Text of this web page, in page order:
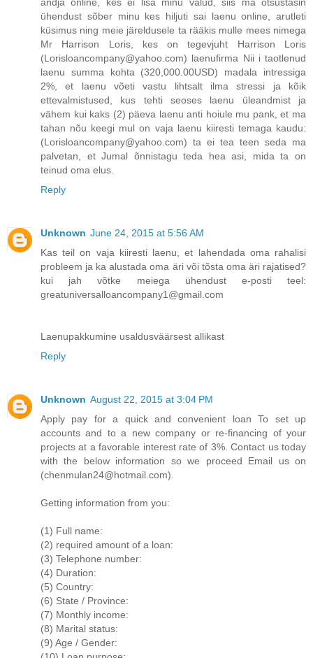
ühendust sõber minu kes hiljuti sai laenu online, arutleti
küsimus ning meie järeldusele ta rääkis mulle mees nimega
Mr Harrison Loris, kes on tegevjuht Harrison Loris
(Lorisloancompany@yahoo.com) laenufirma Nii i taotlenud
laenu summa kohta (320,000.00USD) madala intressiga
2%, et laenu võeti vastu lihtsalt ilma stressi ja kõik
ettevalmistused, kus tehti seoses laenu üleandmist ja
vähem kui kaks (2) päeva laenu anti hoiule mu pank, et ma
tahan nõu keegi mul on vaja laenu kiiresti temaga kaudu:
(Lorisloancompany@yahoo.com) ta ei tea teen seda ma
palvetan, et Jumal õnnistagu teda hea asi, mida ta on
teinud oma elus.
Reply
Unknown June 24, 2015 at 5:56 AM
Kas teil on vaja kiiresti laenu, et lahendada oma rahalisi
probleem ja ka alustada oma äri või tõsta oma äri rajatised?
kui jah võtke meiega ühendust e-posti teel:
greatuniversalloancompany1@gmail.com
Laenupakkumine usaldusväärsest allikast
Reply
Unknown August 22, 2015 at 3:04 PM
Apply pay for a quick and convenient loan To set up
accounts and to a new company or re-financing of your
projects at a favorable interest rate of 3%. Contact us today
with the below information so we proceed Email us on
(chenmulan24@hotmail.com).
Getting information from you:
(1) Full name:
(2) required amount of a loan:
(3) Telephone number:
(4) Duration:
(5) Country:
(6) State / Province:
(7) Monthly income:
(8) Marital status:
(9) Age / Gender: